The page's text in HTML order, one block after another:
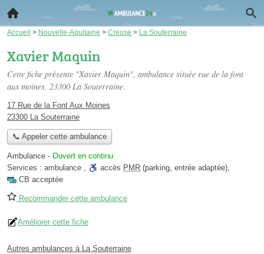
Accueil > Nouvelle-Aquitaine > Creuse > La Souterraine
Xavier Maquin
Cette fiche présente "Xavier Maquin", ambulance située rue de la font
aux moines, 23300 La Souterraine.
17 Rue de la Font Aux Moines
23300 La Souterraine
📞 Appeler cette ambulance
Ambulance - Ouvert en continu
Services : ambulance , accès PMR (parking, entrée adaptée),
CB acceptée
Recommander cette ambulance
Améliorer cette fiche
Autres ambulances à La Souterraine